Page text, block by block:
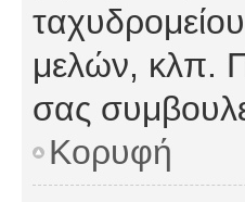
μελών, κλπ.
σας
Κορυφή